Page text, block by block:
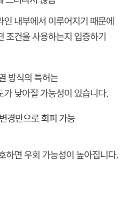
내부에서 이루어지기 때문에
조건을 사용하는지 입증하기
방식의 특허는
가 낮아질 가능성이 있습니다.
경만으로 회피 가능
하면 우회 가능성이 높아집니다.